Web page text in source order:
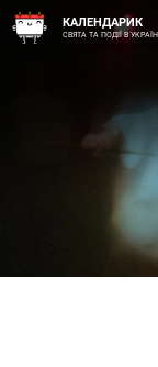
КАЛЕНДАРИК
СВЯТА ТА ПОДІЇ В УКРАЇНІ